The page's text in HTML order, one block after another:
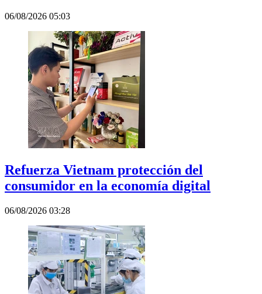
06/08/2026 05:03
Refuerza Vietnam protección del
consumidor en la economía digital
06/08/2026 03:28